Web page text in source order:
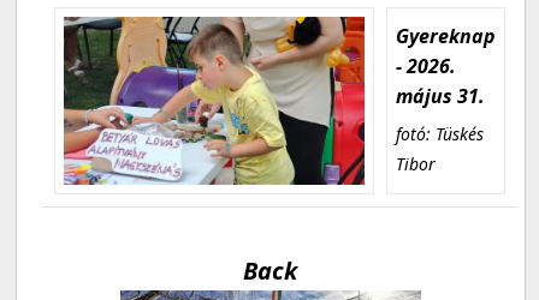
Gyereknap
- 2026.
május 31.
fotó: Tüskés
Tibor
Back